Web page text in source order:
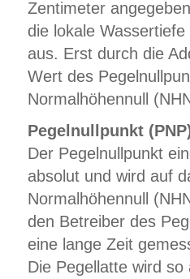
Zentimeter
die lokale
aus. Erst durch die
Wert des
Normalhöhennull
Pegelnullpunkt
Der Pegelnullpunkt
absolut und wird auf
Normalhöhennull
den Betreiber des
eine lange Zeit
Die Pegellatte wird